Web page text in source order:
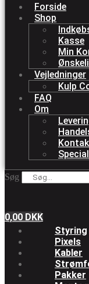
Forside
Shop
Kasse
Min
Vejledninger
Kulp
FAQ
Om
Søg
0,00 DKK
Styring
Pixels
Kabler
Pakker